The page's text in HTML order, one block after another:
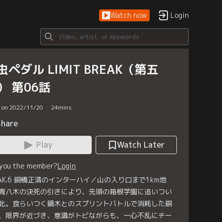
Watch now Login
ペダル LIMIT BREAK（第五
第06話
2022/11/20 24mins
Play
Watch Later
the member?Login
銅橋正清のインターハイ／山の入り口まで1km地
八木の決死の引きにより、先頭の箱根学園に追いつい
。食らいつく鏑木とのスプリントバトルで消耗した銅
限界が近づき、意識がトビながらも、一心不乱にチー